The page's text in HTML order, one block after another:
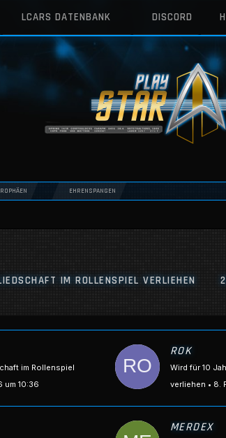
LCARS DATENBANK DISCORD
EHRENSPANGEN
IM ROLLENSPIEL VERLIEHEN
im Rollenspiel
um 10:36
ROK
Wird für 10
verliehen
8.
MERDEX